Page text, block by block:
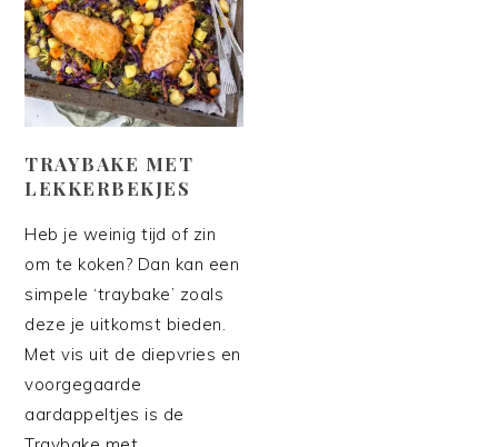
TRAYBAKE MET
LEKKERBEKJES
Heb je weinig tijd of zin
om te koken? Dan kan een
simpele ‘traybake’ zoals
deze je uitkomst bieden.
Met vis uit de diepvries en
voorgegaarde
aardappeltjes is de